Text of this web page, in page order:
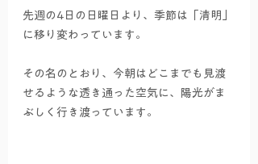
先週の4日の日曜日より、季節は「清明」
に移り変わっています。
その名のとおり、今朝はどこまでも見渡
せるような透き通った空気に、陽光がま
ぶしく行き渡っています。